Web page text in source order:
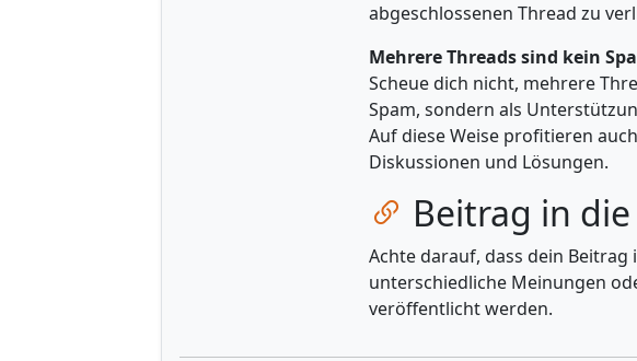
abgeschlossenen Thread zu
Mehrere Threads sind kein
Scheue dich nicht, mehrere
Spam, sondern als
Auf diese Weise profitieren
Diskussionen und Lösungen.
Zum Kapitel
Beitrag in
Achte darauf, dass dein Beitrag
unterschiedliche Meinungen
veröffentlicht werden.